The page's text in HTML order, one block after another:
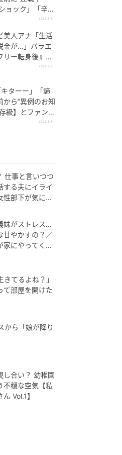
ョック」「辛
2026.8.5
美人アナ「生活
金が…」バラエ
ー転身後』
暴露
2026.8.5
ターー」「諦
から“異例のお知
級】とファン大
2026.8.5
仕事と言いつつ
する夫にイライ
性部下が気にな
危機 まんが】
妹がストレス…
甘やかすの？／
家にやってくる
シンドイんで
てるよね？」
て部屋を開けた
ら「娘が降り
し合い？ 幼稚園
不穏な空気【私
Vol.1】